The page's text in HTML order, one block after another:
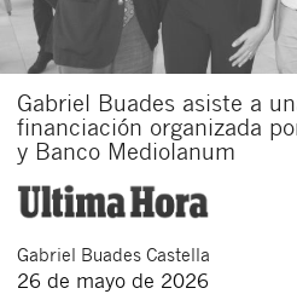
Gabriel Buades asiste a
financiación organizada
y Banco Mediolanum
Gabriel Buades Castella
26 de mayo de 2026